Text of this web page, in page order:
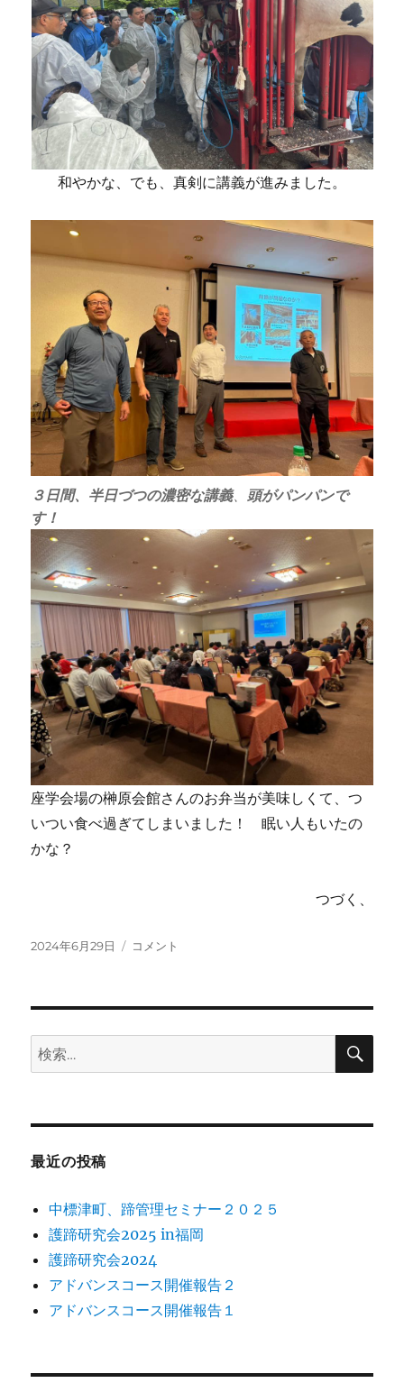
和やかな、でも、真剣に講義が進みました。
３日間、半日づつの濃密な講義、 頭がパンパンで
す！
座学会場の榊原会館さんのお弁当が美味しくて、つ
いつい食べ過ぎてしまいました！ 眠い人もいたの
かな？
つづく、
投
2024年6月29日
ア
コ
ス
コメント
検
索:
検
最近の投稿
中標津町、蹄管理セミナー２０２５
護蹄研究会2025 in福岡
護蹄研究会2024
アドバンスコース開催報告２
アドバンスコース開催報告１